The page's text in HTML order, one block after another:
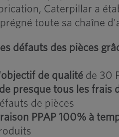
Caterpillar a
toute sa chaîne
défauts des pièces
de qualitéde 30
presque tous les frais
de pièces
PPAP 100% à